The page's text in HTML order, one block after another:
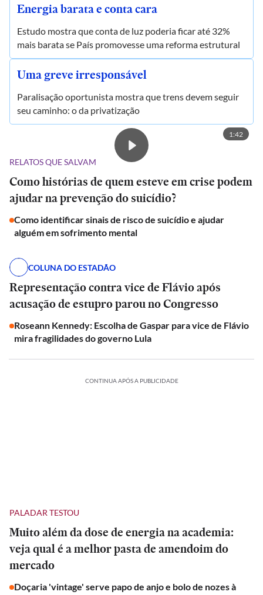
Energia barata e conta cara
Estudo mostra que conta de luz poderia ficar até 32%
mais barata se País promovesse uma reforma estrutural
Uma greve irresponsável
Paralisação oportunista mostra que trens devem seguir
seu caminho: o da privatização
1:42
RELATOS QUE SALVAM
Como histórias de quem esteve em crise podem
ajudar na prevenção do suicídio?
Como identificar sinais de risco de suicídio e ajudar
alguém em sofrimento mental
COLUNA DO ESTADÃO
Representação contra vice de Flávio após
acusação de estupro parou no Congresso
Roseann Kennedy: Escolha de Gaspar para vice de Flávio
mira fragilidades do governo Lula
CONTINUA APÓS A PUBLICIDADE
PALADAR TESTOU
Muito além da dose de energia na academia:
veja qual é a melhor pasta de amendoim do
mercado
Doçaria 'vintage' serve papo de anjo e bolo de nozes à